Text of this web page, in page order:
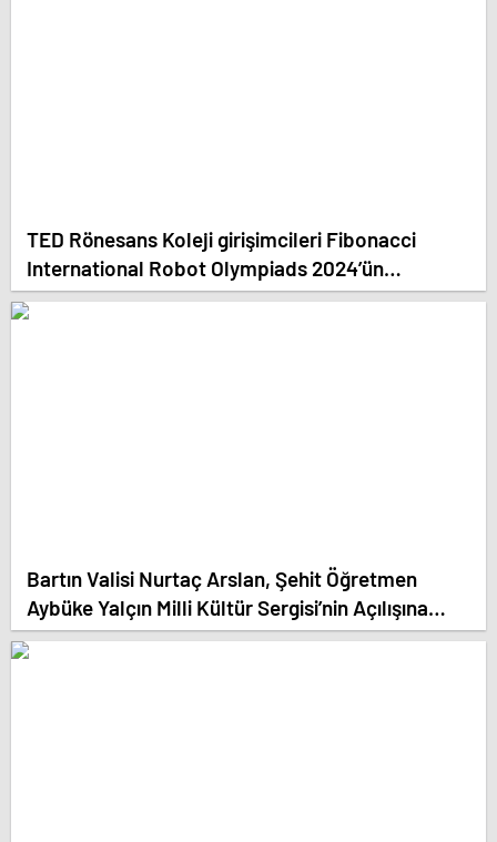
TED Rönesans Koleji girişimcileri Fibonacci
International Robot Olympiads 2024’ün
şampiyonu oldu
Bartın Valisi Nurtaç Arslan, Şehit Öğretmen
Aybüke Yalçın Milli Kültür Sergisi’nin Açılışına
Katıldı